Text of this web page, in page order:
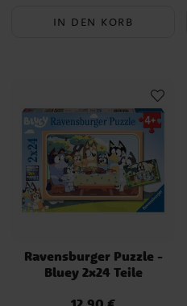
IN DEN KORB
Ravensburger Puzzle -
Bluey 2x24 Teile
Preis:12,90 €